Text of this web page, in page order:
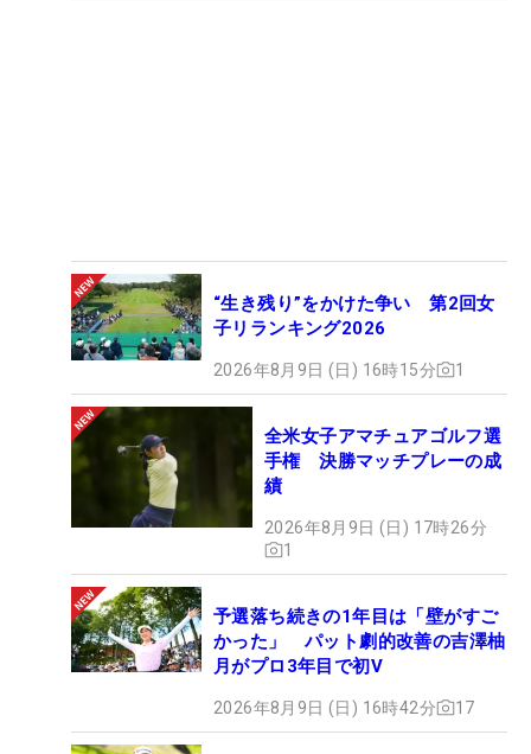
“生き残り”をかけた争い 第2回女
子リランキング2026
2026年8月9日 (日) 16時15分 1
全米女子アマチュアゴルフ選
手権 決勝マッチプレーの成
績
2026年8月9日 (日) 17時26分
1
予選落ち続きの1年目は「壁がすご
かった」 パット劇的改善の吉澤柚
月がプロ3年目で初V
2026年8月9日 (日) 16時42分 17